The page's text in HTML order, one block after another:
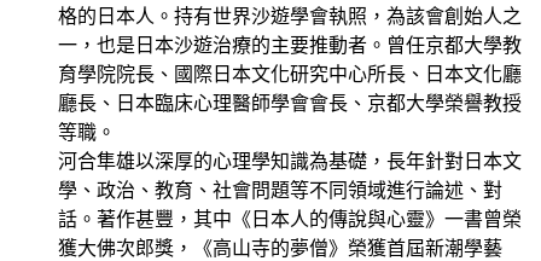
格的日本人。持有世界沙遊學會執照，為該會創始人之
一，也是日本沙遊治療的主要推動者。曾任京都大學教
育學院院長、國際日本文化研究中心所長、日本文化廳
廳長、日本臨床心理醫師學會會長、京都大學榮譽教授
等職。
河合隼雄以深厚的心理學知識為基礎，長年針對日本文
學、政治、教育、社會問題等不同領域進行論述、對
話。著作甚豐，其中《日本人的傳說與心靈》一書曾榮
獲大佛次郎獎，《高山寺的夢僧》榮獲首屆新潮學藝